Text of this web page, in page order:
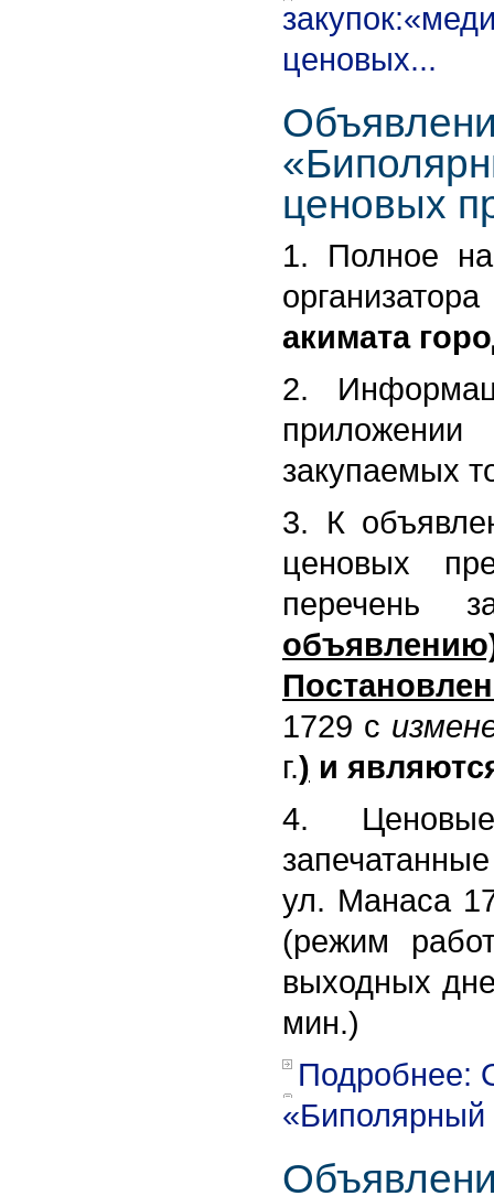
ценовых...
ценовых
1. Полное
акимата
2.
закупаемых
3. К
ценовых
перечень
1729 с
г.) и
4. Ценовые
ул. Манаса
(режим
выходных
мин.)
Подробнее:
«Биполярный